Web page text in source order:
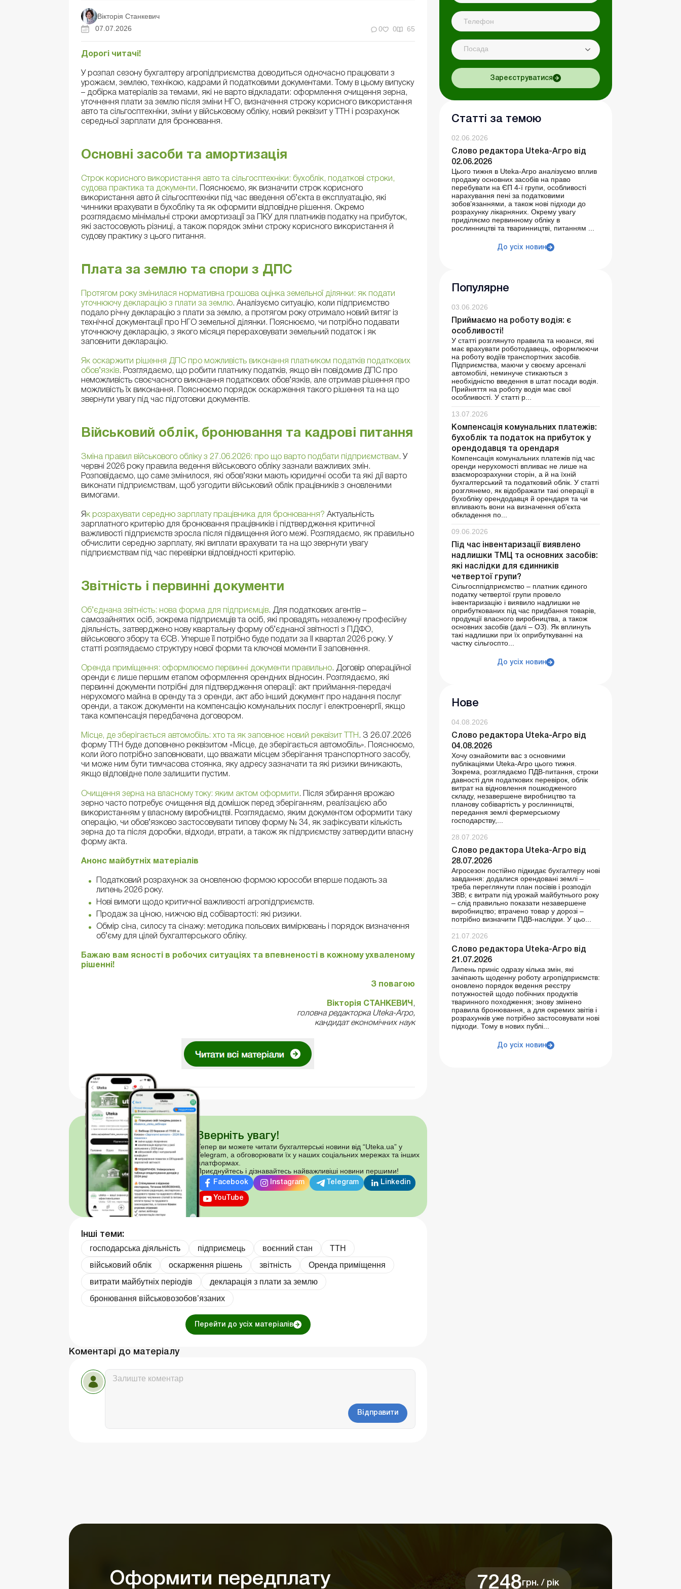
Вікторія Станкевич
07.07.2026
0 0 65
Дорогі читачі!
У розпал сезону бухгалтеру агропідприємства доводиться одночасно працювати з
урожаєм, землею, технікою, кадрами й податковими документами. Тому в цьому випуску
– добірка матеріалів за темами, які не варто відкладати: оформлення очищення зерна,
уточнення плати за землю після зміни НГО, визначення строку корисного використання
авто та сільгосптехніки, зміни у військовому обліку, новий реквізит у ТТН і розрахунок
середньої зарплати для бронювання.
Основні засоби та амортизація
Строк корисного використання авто та сільгосптехніки: бухоблік, податкові строки,
судова практика та документи . Пояснюємо, як визначити строк корисного
використання авто й сільгосптехніки під час введення об’єкта в експлуатацію, які
чинники врахувати в бухобліку та як оформити відповідне рішення. Окремо
розглядаємо мінімальні строки амортизації за ПКУ для платників податку на прибуток,
які застосовують різниці, а також порядок зміни строку корисного використання й
судову практику з цього питання.
Плата за землю та спори з ДПС
Протягом року змінилася нормативна грошова оцінка земельної ділянки: як подати
уточнюючу декларацію з плати за землю. Аналізуємо ситуацію, коли підприємство
подало річну декларацію з плати за землю, а протягом року отримало новий витяг із
технічної документації про НГО земельної ділянки. Пояснюємо, чи потрібно подавати
уточнюючу декларацію, з якого місяця перераховувати земельний податок і як
заповнити декларацію.
Як оскаржити рішення ДПС про можливість виконання платником податків податкових
обов’язків. Розглядаємо, що робити платнику податків, якщо він повідомив ДПС про
неможливість своєчасного виконання податкових обов’язків, але отримав рішення про
можливість їх виконання. Пояснюємо порядок оскарження такого рішення та на що
звернути увагу під час підготовки документів.
Військовий облік, бронювання та кадрові питання
Зміна правил військового обліку з 27.06.2026: про що варто подбати підприємствам . У
червні 2026 року правила ведення військового обліку зазнали важливих змін.
Розповідаємо, що саме змінилося, які обов’язки мають юридичні особи та які дії варто
виконати підприємствам, щоб узгодити військовий облік працівників з оновленими
вимогами.
Я к розрахувати середню зарплату працівника для бронювання? Актуальність
зарплатного критерію для бронювання працівників і підтвердження критичної
важливості підприємств зросла після підвищення його межі. Розглядаємо, як правильно
обчислити середню зарплату, які виплати врахувати та на що звернути увагу
підприємствам під час перевірки відповідності критерію.
Звітність і первинні документи
Об’єднана звітність: нова форма для підприємців. Для податкових агентів –
самозайнятих осіб, зокрема підприємців та осіб, які провадять незалежну професійну
діяльність, затверджено нову квартальну форму об’єднаної звітності з ПДФО,
військового збору та ЄСВ. Уперше її потрібно буде подати за II квартал 2026 року. У
статті розглядаємо структуру нової форми та ключові моменти її заповнення.
Оренда приміщення: оформлюємо первинні документи правильно. Договір операційної
оренди є лише першим етапом оформлення орендних відносин. Розглядаємо, які
первинні документи потрібні для підтвердження операції: акт приймання-передачі
нерухомого майна в оренду та з оренди, акт або інший документ про надання послуг
оренди, а також документи на компенсацію комунальних послуг і електроенергії, якщо
така компенсація передбачена договором.
Місце, де зберігається автомобіль: хто та як заповнює новий реквізит ТТН . З 26.07.2026
форму ТТН буде доповнено реквізитом «Місце, де зберігається автомобіль». Пояснюємо,
коли його потрібно заповнювати, що вважати місцем зберігання транспортного засобу,
чи може ним бути тимчасова стоянка, яку адресу зазначати та які ризики виникають,
якщо відповідне поле залишити пустим.
Очищення зерна на власному току: яким актом оформити . Після збирання врожаю
зерно часто потребує очищення від домішок перед зберіганням, реалізацією або
використанням у власному виробництві. Розглядаємо, яким документом оформити таку
операцію, чи обов’язково застосовувати типову форму № 34, як зафіксувати кількість
зерна до та після доробки, відходи, втрати, а також як підприємству затвердити власну
форму акта.
Анонс майбутніх матеріалів
Податковий розрахунок за оновленою формою юрособи вперше подають за
липень 2026 року.
Нові вимоги щодо критичної важливості агропідприємств.
Продаж за ціною, нижчою від собівартості: які ризики.
Обмір сіна, силосу та сінажу: методика польових вимірювань і порядок визначення
об’єму для цілей бухгалтерського обліку.
Бажаю вам ясності в робочих ситуаціях та впевненості в кожному ухваленому
рішенні!
З повагою
Вікторія СТАНКЕВИЧ ,
головна редакторка Uteka-Агро,
кандидат економічних наук
Зверніть увагу!
Тепер ви можете читати бухгалтерські новини від “Uteka.ua” у
Telegram, а обговорювати їх у наших соціальних мережах та інших
платформах.
Приєднуйтесь і дізнавайтесь найважливіші новини першими!
Facebook Instagram Telegram Linkedin
YouTube
Інші теми:
господарська діяльність підприємець воєнний стан
ТТН
військовий облік
оскарження рішень звітність
Оренда приміщення
витрати майбутніх періодів
декларація з плати за землю
бронювання військовозобов’язаних
Перейти до усіх матеріалів
Коментарі до матеріалу
Відправити
Посада
Зареєструватися
Статті за темою
02.06.2026
Слово редактора Uteka-Агро від
02.06.2026
Цього тижня в Uteka-Агро аналізуємо вплив
продажу основних засобів на право
перебувати на ЄП 4-ї групи, особливості
нарахування пені за податковими
зобов’язаннями, а також нові підходи до
розрахунку лікарняних. Окрему увагу
приділяємо первинному обліку в
рослинництві та тваринництві, питанням ...
До усіх новин
Популярне
03.06.2026
Приймаємо на роботу водія: є
особливості!
У статті розглянуто правила та нюанси, які
має врахувати роботодавець, оформлюючи
на роботу водіїв транспортних засобів.
Підприємства, маючи у своєму арсеналі
автомобілі, неминуче стикаються з
необхідністю введення в штат посади водія.
Прийняття на роботу водія має свої
особливості. У статті р...
13.07.2026
Компенсація комунальних платежів:
бухоблік та податок на прибуток у
орендодавця та орендаря
Компенсація комунальних платежів під час
оренди нерухомості впливає не лише на
взаєморозрахунки сторін, а й на їхній
бухгалтерський та податковий облік. У статті
розглянемо, як відображати такі операції в
бухобліку орендодавця й орендаря та чи
впливають вони на визначення об’єкта
обкладення по...
09.06.2026
Під час інвентаризації виявлено
надлишки ТМЦ та основних засобів:
які наслідки для єдинників
четвертої групи?
Сільгосппідприємство – платник єдиного
податку четвертої групи провело
інвентаризацію і виявило надлишки не
оприбуткованих під час придбання товарів,
продукції власного виробництва, а також
основних засобів (далі – ОЗ). Як вплинуть
такі надлишки при їх оприбуткуванні на
частку сільгоспто...
До усіх новин
Нове
04.08.2026
Слово редактора Uteka-Агро від
04.08.2026
Хочу ознайомити вас з основними
публікаціями Uteka-Агро цього тижня.
Зокрема, розглядаємо ПДВ-питання, строки
давності для податкових перевірок, облік
витрат на відновлення пошкодженого
складу, незавершене виробництво та
планову собівартість у рослинництві,
передання землі фермерському
господарству,...
28.07.2026
Слово редактора Uteka-Агро від
28.07.2026
Агросезон постійно підкидає бухгалтеру нові
завдання: додалися орендовані землі –
треба переглянути план посівів і розподіл
ЗВВ; є витрати під урожай майбутнього року
– слід правильно показати незавершене
виробництво; втрачено товар у дорозі –
потрібно визначити ПДВ-наслідки. У цьо...
21.07.2026
Слово редактора Uteka-Агро від
21.07.2026
Липень приніс одразу кілька змін, які
зачіпають щоденну роботу агропідприємств:
оновлено порядок ведення реєстру
потужностей щодо побічних продуктів
тваринного походження; знову змінено
правила бронювання, а для окремих звітів і
розрахунків уже потрібно застосовувати нові
підходи. Тому в нових публі...
До усіх новин
Оформити передплату 7248грн. / рік